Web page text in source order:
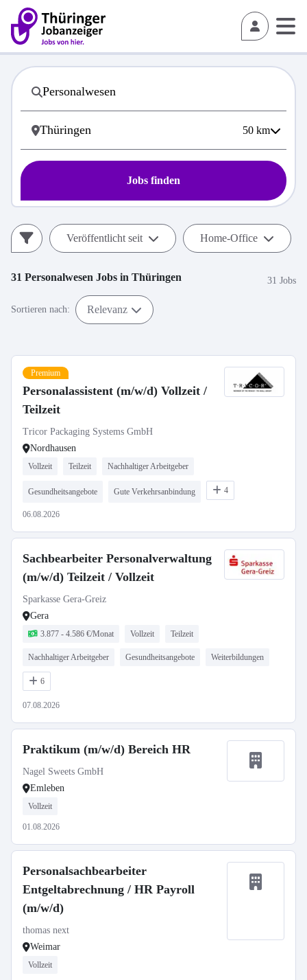
50 km
Jobs finden
Veröffentlicht seit Home-Office
31 Personalwesen Jobs in Thüringen 31 Jobs
Sortieren nach: Relevanz
Premium
Personalassistent (m/w/d) Vollzeit /
Teilzeit
Tricor Packaging Systems GmbH
Nordhausen
Vollzeit Teilzeit Nachhaltiger Arbeitgeber
Gesundheitsangebote Gute Verkehrsanbindung 4
06.08.2026
Sachbearbeiter Personalverwaltung
(m/w/d) Teilzeit / Vollzeit
Sparkasse Gera-Greiz
Gera
3.877 - 4.586 €/Monat Vollzeit Teilzeit
Nachhaltiger Arbeitgeber Gesundheitsangebote Weiterbildungen
6
07.08.2026
Praktikum (m/w/d) Bereich HR
Nagel Sweets GmbH
Emleben
Vollzeit
01.08.2026
Personalsachbearbeiter
Entgeltabrechnung / HR Payroll
(m/w/d)
thomas next
Weimar
Vollzeit